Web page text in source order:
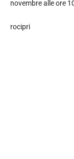
novembre alle ore
rocipri